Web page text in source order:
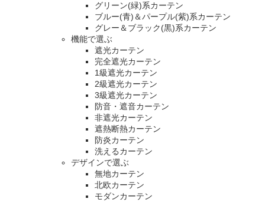
グリーン(緑)系カーテン
ブルー(青)＆パープル(紫)系カーテン
グレー＆ブラック(黒)系カーテン
機能で選ぶ
遮光カーテン
完全遮光カーテン
1級遮光カーテン
2級遮光カーテン
3級遮光カーテン
防音・遮音カーテン
非遮光カーテン
遮熱断熱カーテン
防炎カーテン
洗えるカーテン
デザインで選ぶ
無地カーテン
北欧カーテン
モダンカーテン